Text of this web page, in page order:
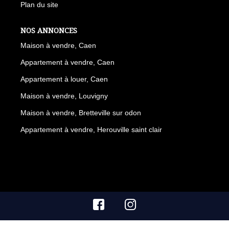
Plan du site
NOS ANNONCES
Maison à vendre, Caen
Appartement à vendre, Caen
Appartement à louer, Caen
Maison à vendre, Louvigny
Maison à vendre, Bretteville sur odon
Appartement à vendre, Herouville saint clair